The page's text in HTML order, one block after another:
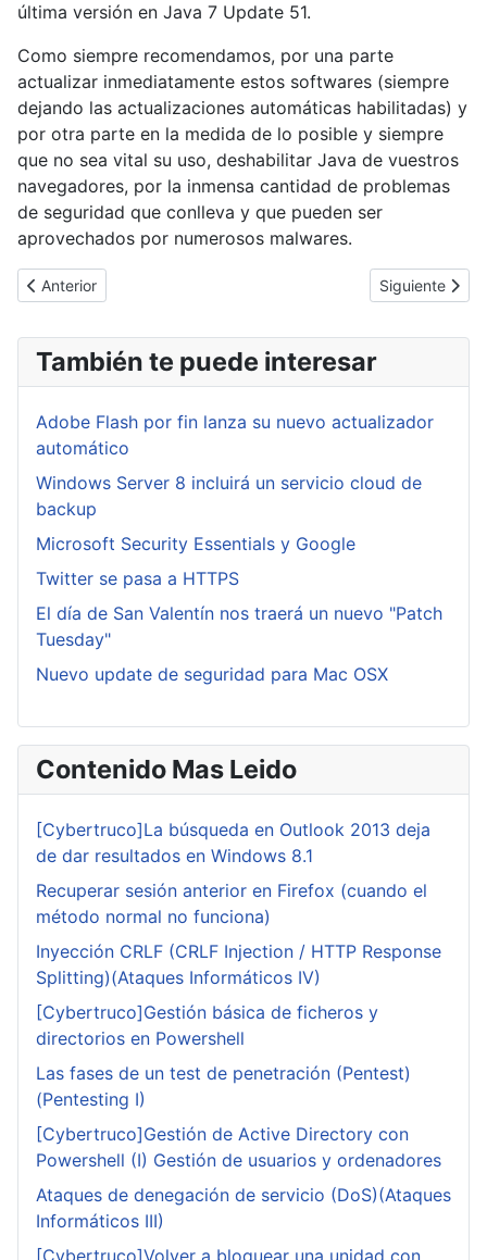
última versión en Java 7 Update 51.
Como siempre recomendamos, por una parte
actualizar inmediatamente estos softwares (siempre
dejando las actualizaciones automáticas habilitadas) y
por otra parte en la medida de lo posible y siempre
que no sea vital su uso, deshabilitar Java de vuestros
navegadores, por la inmensa cantidad de problemas
de seguridad que conlleva y que pueden ser
aprovechados por numerosos malwares.
Artículo anterior: La NSA recolecta y analiza millones de
Anterior Artículo
Siguiente
También te puede interesar
Adobe Flash por fin lanza su nuevo actualizador
automático
Windows Server 8 incluirá un servicio cloud de
backup
Microsoft Security Essentials y Google
Twitter se pasa a HTTPS
El día de San Valentín nos traerá un nuevo "Patch
Tuesday"
Nuevo update de seguridad para Mac OSX
Contenido Mas Leido
[Cybertruco]La búsqueda en Outlook 2013 deja
de dar resultados en Windows 8.1
Recuperar sesión anterior en Firefox (cuando el
método normal no funciona)
Inyección CRLF (CRLF Injection / HTTP Response
Splitting)(Ataques Informáticos IV)
[Cybertruco]Gestión básica de ficheros y
directorios en Powershell
Las fases de un test de penetración (Pentest)
(Pentesting I)
[Cybertruco]Gestión de Active Directory con
Powershell (I) Gestión de usuarios y ordenadores
Ataques de denegación de servicio (DoS)(Ataques
Informáticos III)